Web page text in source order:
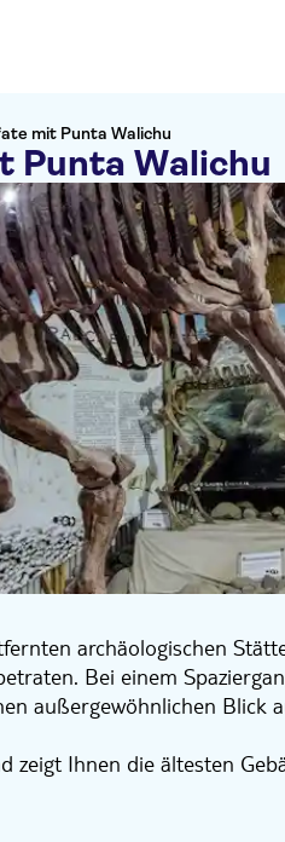
mit Punta Walichu
Punta Walichu
archäologischen
Bei einem
außergewöhnlichen Blick
Ihnen die ältesten
die Flora, Fauna und